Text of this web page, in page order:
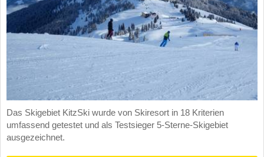
Das Skigebiet KitzSki wurde von Skiresort in 18 Kriterien
umfassend getestet und als Testsieger 5-Sterne-Skigebiet
ausgezeichnet.